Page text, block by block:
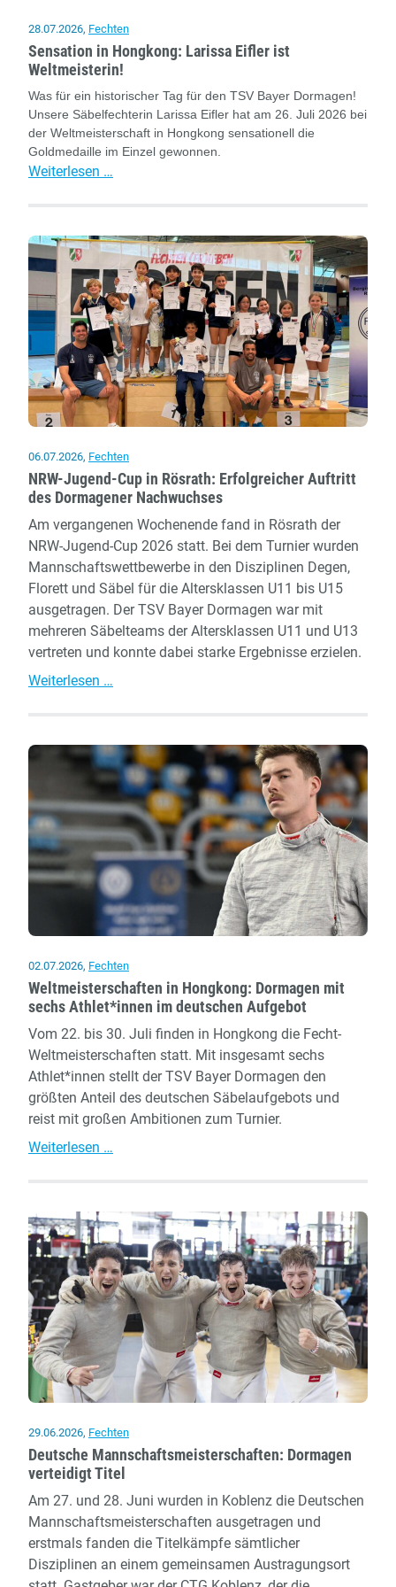
28.07.2026, Fechten
Sensation in Hongkong: Larissa Eifler ist
Weltmeisterin!
Was für ein historischer Tag für den TSV Bayer Dormagen!
Unsere Säbelfechterin Larissa Eifler hat am 26. Juli 2026 bei
der Weltmeisterschaft in Hongkong sensationell die
Goldmedaille im Einzel gewonnen.
Weiterlesen …
Larissa
Eifler
ist
Weltmeisterin!
06.07.2026, Fechten
NRW-Jugend-Cup in Rösrath: Erfolgreicher Auftritt
des Dormagener Nachwuchses
Am vergangenen Wochenende fand in Rösrath der
NRW-Jugend-Cup 2026 statt. Bei dem Turnier wurden
Mannschaftswettbewerbe in den Disziplinen Degen,
Florett und Säbel für die Altersklassen U11 bis U15
ausgetragen. Der TSV Bayer Dormagen war mit
mehreren Säbelteams der Altersklassen U11 und U13
vertreten und konnte dabei starke Ergebnisse erzielen.
Weiterlesen …
in
Rösrath:
Erfolgreicher
Auftritt
des
Dormagener
Nachwuchses
02.07.2026, Fechten
Weltmeisterschaften in Hongkong: Dormagen mit
sechs Athlet*innen im deutschen Aufgebot
Vom 22. bis 30. Juli finden in Hongkong die Fecht-
Weltmeisterschaften statt. Mit insgesamt sechs
Athlet*innen stellt der TSV Bayer Dormagen den
größten Anteil des deutschen Säbelaufgebots und
reist mit großen Ambitionen zum Turnier.
Weiterlesen …
Dormagen
mit
sechs
Athlet*innen
im
deutschen
Aufgebot
29.06.2026, Fechten
Deutsche Mannschaftsmeisterschaften: Dormagen
verteidigt Titel
Am 27. und 28. Juni wurden in Koblenz die Deutschen
Mannschaftsmeisterschaften ausgetragen und
erstmals fanden die Titelkämpfe sämtlicher
Disziplinen an einem gemeinsamen Austragungsort